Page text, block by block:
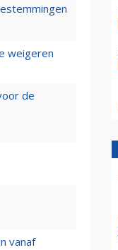
weigeren
de
vanaf